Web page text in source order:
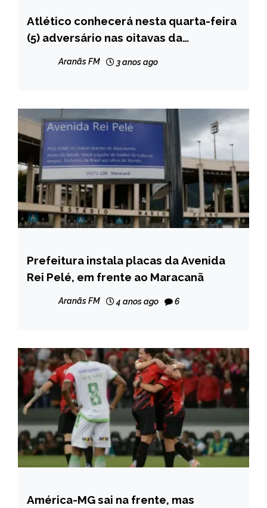
ESPORTES
Atlético conhecerá nesta quarta-feira
(5) adversário nas oitavas da
Aranãs FM 3 anos ago
ESPORTES
Prefeitura instala placas da Avenida
Rei Pelé, em frente ao Maracanã
Aranãs FM 4 anos ago 6
ESPORTES
América-MG sai na frente, mas